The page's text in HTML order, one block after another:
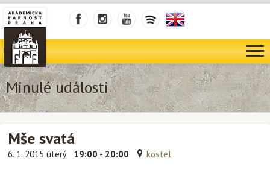
Minulé události
Mše svatá
6. 1. 2015 úterý 19:00 - 20:00 kostel